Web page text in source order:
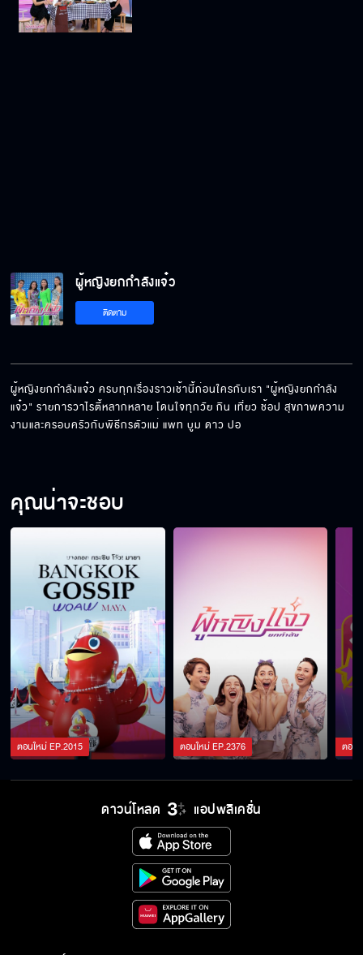
ผู้หญิงยกกำลังแจ๋ว
ติดตาม
ผู้หญิงยกกำลังแจ๋ว ครบทุกเรื่องราวเช้านี้ก่อนใครกับเรา "ผู้หญิงยกกำลัง
แจ๋ว" รายการวาไรตี้หลากหลาย โดนใจทุกวัย กิน เที่ยว ช้อป สุขภาพความ
งามและครอบครัวกับพิธีกรตัวแม่ แพท บูม ดาว ปอ
คุณน่าจะชอบ
ตอนใหม่EP.2015 ตอนใหม่EP.2376 ตอน
ดาวน์โหลด แอปพลิเคชั่น